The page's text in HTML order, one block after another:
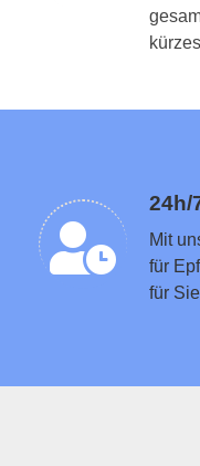
24h/
Mit
für
für
Schlüsseldienst in der Nähe vermitteln